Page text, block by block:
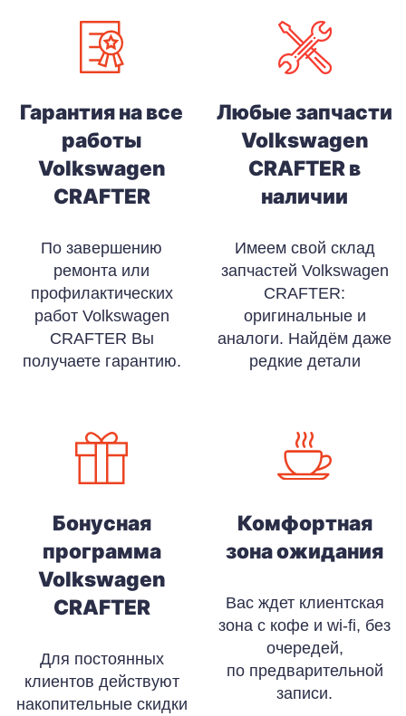
Гарантия на все
работы
Volkswagen
CRAFTER
По завершению
ремонта или
профилактических
работ Volkswagen
CRAFTER Вы
получаете гарантию.
Бонусная
программа
Volkswagen
CRAFTER
Для постоянных
клиентов действуют
накопительные скидки
Любые запчасти
Volkswagen
CRAFTER в
наличии
Имеем свой склад
запчастей Volkswagen
CRAFTER:
оригинальные и
аналоги. Найдём даже
редкие детали
Комфортная
зона ожидания
Вас ждет клиентская
зона с кофе и wi-fi, без
очередей,
по предварительной
записи.